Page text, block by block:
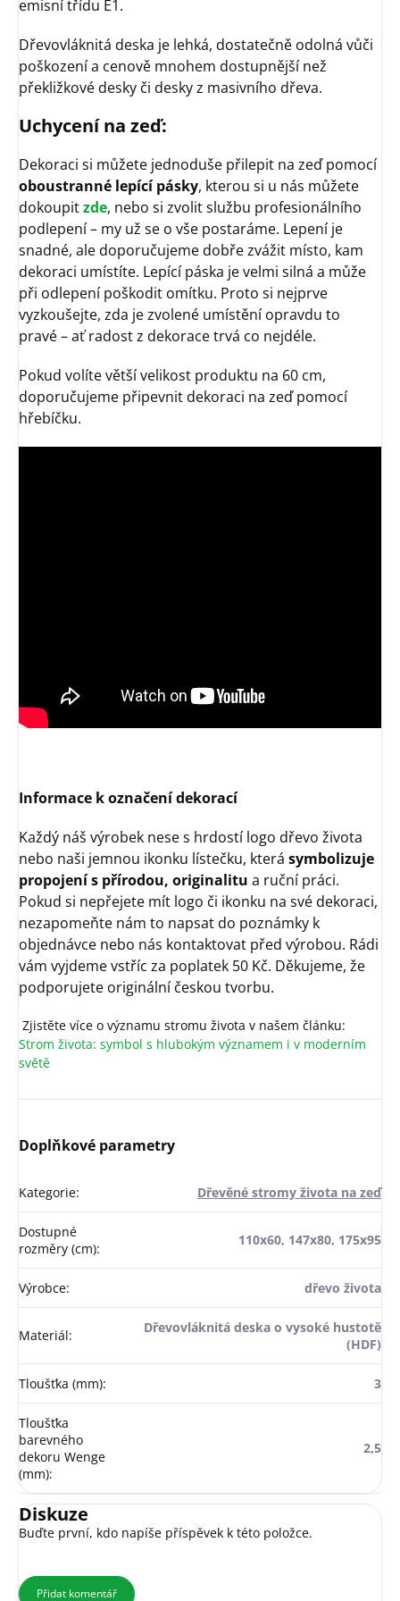
emisní třídu E1.
Dřevovláknitá deska je lehká, dostatečně odolná vůči
poškození a cenově mnohem dostupnější než
překližkové desky či desky z masivního dřeva.
Uchycení na zeď:
Dekoraci si můžete jednoduše přilepit na zeď pomocí
oboustranné lepící pásky, kterou si u nás můžete
dokoupitzde, nebo si zvolit službu profesionálního
podlepení – my už se o vše postaráme. Lepení je
snadné, ale doporučujeme dobře zvážit místo, kam
dekoraci umístíte. Lepící páska je velmi silná a může
při odlepení poškodit omítku. Proto si nejprve
vyzkoušejte, zda je zvolené umístění opravdu to
pravé – ať radost z dekorace trvá co nejdéle.
Pokud volíte větší velikost produktu na 60 cm,
doporučujeme připevnit dekoraci na zeď pomocí
hřebíčku.
Informace k označení dekorací
Každý náš výrobek nese s hrdostí logo dřevo života
nebo naši jemnou ikonku lístečku, která symbolizuje
propojení s přírodou, originalitu a ruční práci.
Pokud si nepřejete mít logo či ikonku na své dekoraci,
nezapomeňte nám to napsat do poznámky k
objednávce nebo nás kontaktovat před výrobou. Rádi
vám vyjdeme vstříc za poplatek 50 Kč. Děkujeme, že
podporujete originální českou tvorbu.
Zjistěte více o významu stromu života v našem článku:
Strom života: symbol s hlubokým významem i v moderním
světě
Doplňkové parametry
Kategorie: Dřevěné stromy života na zeď
Dostupné
rozměry (cm):
110x60, 147x80, 175x95
Výrobce: dřevo života
Materiál:
Dřevovláknitá deska o vysoké hustotě
(HDF)
Tloušťka (mm): 3
Tloušťka
barevného
dekoru Wenge
(mm):
2,5
Diskuze
Buďte první, kdo napíše příspěvek k této položce.
Přidat komentář